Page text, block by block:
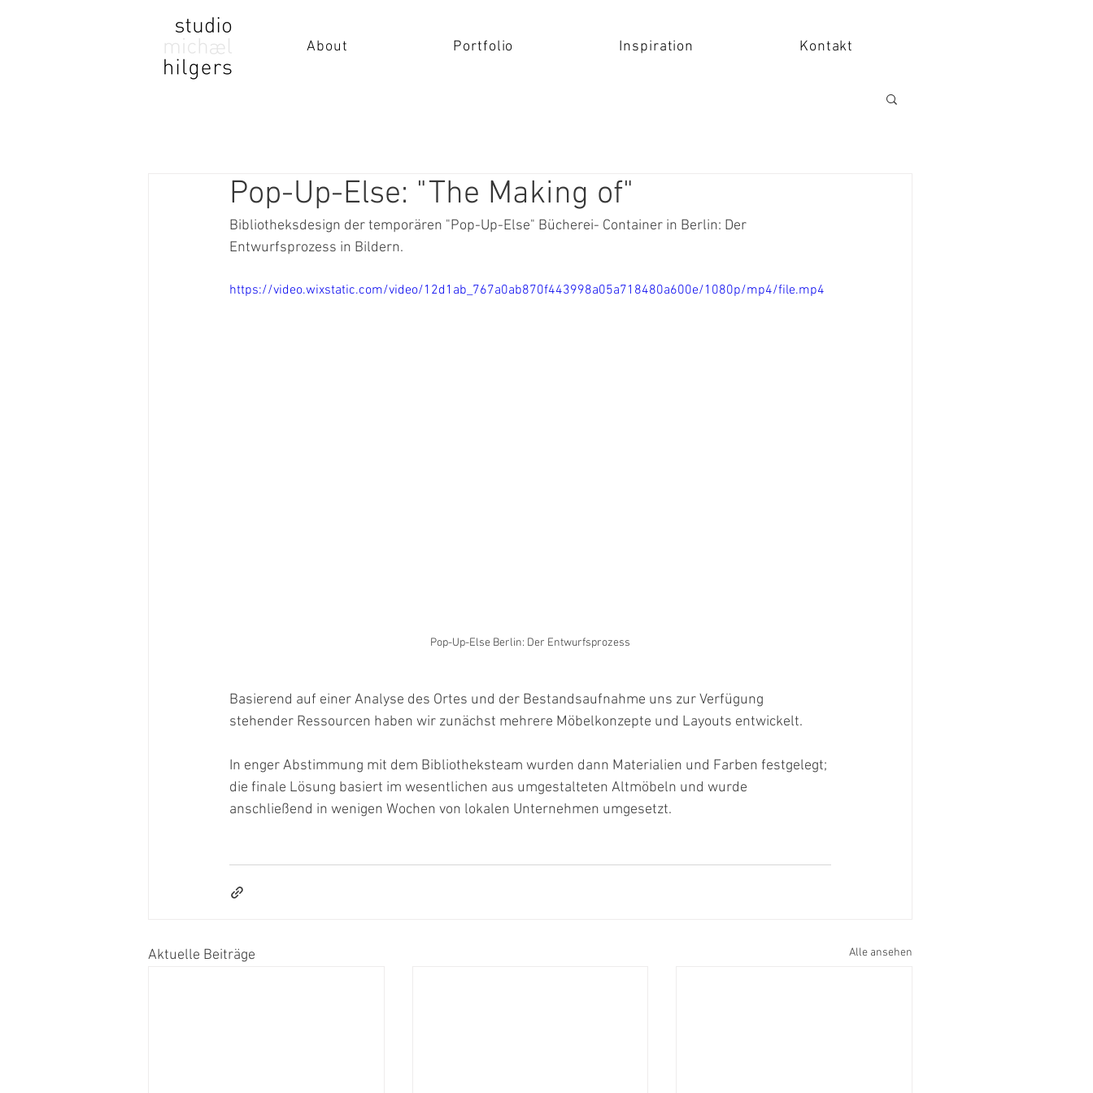
About Portfolio Inspiration Kontakt
Pop-Up-Else: "The Making of"
Bibliotheksdesign der temporären "Pop-Up-Else" Bücherei- Container in Berlin: Der
Entwurfsprozess in Bildern.
https://video.wixstatic.com/video/12d1ab_767a0ab870f443998a05a718480a600e/1080p/mp4/file.mp4
Pop-Up-Else Berlin: Der Entwurfsprozess
Basierend auf einer Analyse des Ortes und der Bestandsaufnahme uns zur Verfügung
stehender Ressourcen haben wir zunächst mehrere Möbelkonzepte und Layouts entwickelt.
In enger Abstimmung mit dem Bibliotheksteam wurden dann Materialien und Farben festgelegt;
die finale Lösung basiert im wesentlichen aus umgestalteten Altmöbeln und wurde
anschließend in wenigen Wochen von lokalen Unternehmen umgesetzt.
Aktuelle Beiträge Alle ansehen